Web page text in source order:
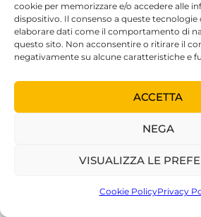
cookie per memorizzare e/o accedere alle
dispositivo. Il consenso a queste
elaborare dati come il comportamento di
questo sito. Non acconsentire o ritirare il
negativamente su alcune caratteristiche e
ACCETTA
NEGA
VISUALIZZA LE
Cookie PolicyPrivacy